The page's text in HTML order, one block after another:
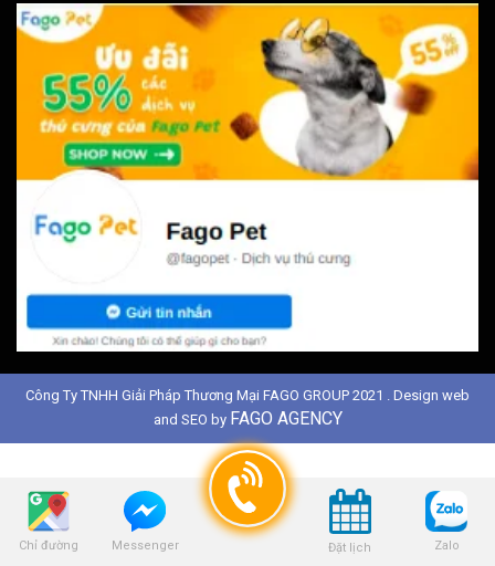
Chỉ đường Messenger Đặt lịch Zalo
Công Ty TNHH Giải Pháp Thương Mại FAGO GROUP 2021 . Design web
and SEO by FAGO AGENCY